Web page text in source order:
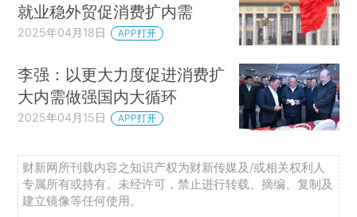
就业稳外贸促消费扩内需
2025年04月18日 APP打开
李强：以更大力度促进消费扩
大内需做强国内大循环
2025年04月15日 APP打开
财新网所刊载内容之知识产权为财新传媒及/或相关权利人
专属所有或持有。未经许可，禁止进行转载、摘编、复制及
建立镜像等任何使用。